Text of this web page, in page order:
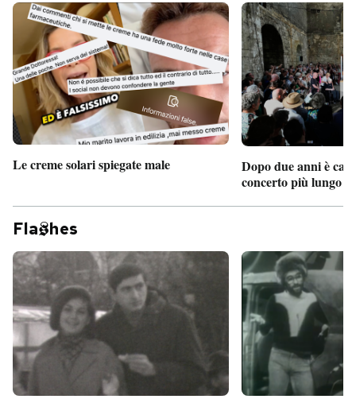
Le creme solari spiegate male
Dopo due anni è
concerto più lungo
Fla hes